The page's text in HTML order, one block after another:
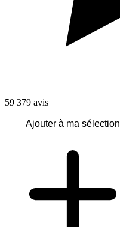
59 379 avis
Ajouter à ma sélection